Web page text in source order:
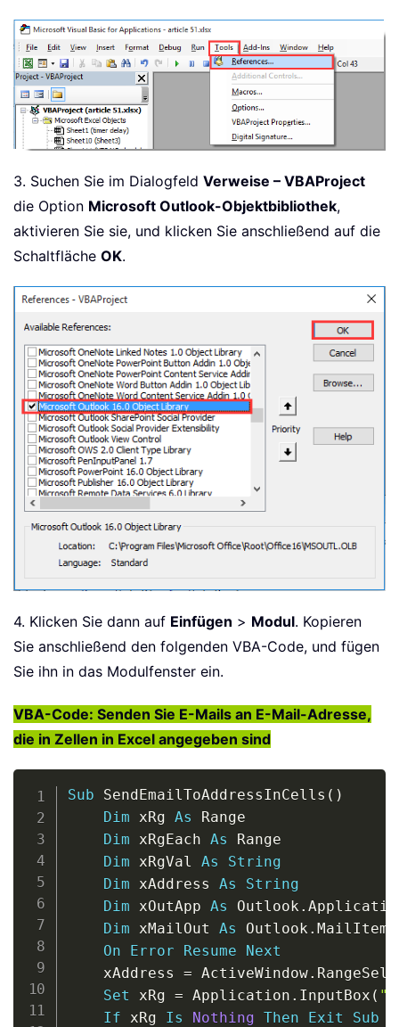
3. Suchen Sie im Dialogfeld Verweise – VBAProject
die Option Microsoft Outlook-Objektbibliothek,
aktivieren Sie sie, und klicken Sie anschließend auf die
Schaltfläche OK.
4. Klicken Sie dann auf Einfügen > Modul. Kopieren
Sie anschließend den folgenden VBA-Code, und fügen
Sie ihn in das Modulfenster ein.
VBA-Code: Senden Sie E-Mails an E-Mail-Adresse,
die in Zellen in Excel angegeben sind
Sub SendEmailToAddressInCells ( )
Dim xRg As Range
Dim xRgEach As Range
Dim xRgVal As
String
Dim xAddress As
String
Dim xOutApp As Outlook .
Dim xMailOut As Outlook . MailItem
On
Error Resume
Next
    xAddress
= ActiveWindow.
Set xRg = Application . InputBox (
If xRg Is Nothing Then Exit
Sub
Copy